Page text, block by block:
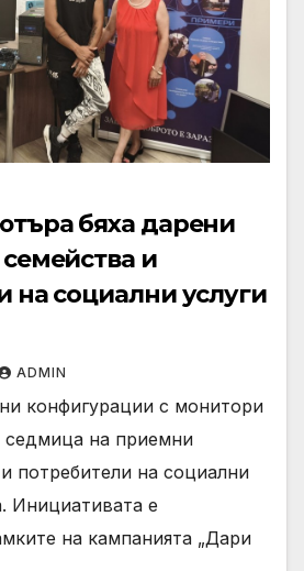
бяха дарени
и
на социални услуги
ADMIN
конфигурации с монитори
седмица на приемни
потребители на социални
Инициативата е
на кампанията „Дари